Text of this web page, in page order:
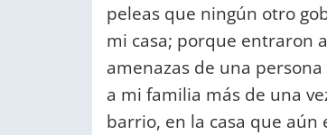
peleas que ningún otro
mi casa; porque entraron
amenazas de una
a mi familia más de una
barrio, en la casa que aún